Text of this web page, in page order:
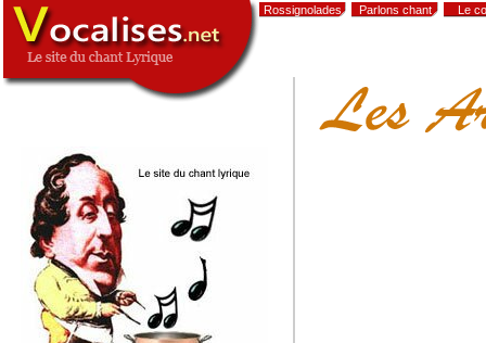
Rossignolades Parlons chant Le